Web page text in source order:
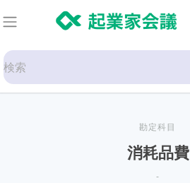
ン
テ
ン
Search
for:
勘定科目
消耗品費
-